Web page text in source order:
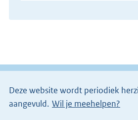
Deze website wordt periodiek
aangevuld. Wil je meehelpen?